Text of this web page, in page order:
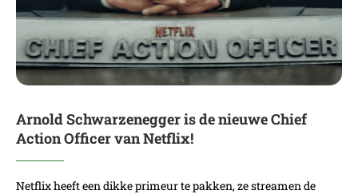
Arnold Schwarzenegger is de nieuwe Chief
Action Officer van Netflix!
Netflix heeft een dikke primeur te pakken, ze streamen de